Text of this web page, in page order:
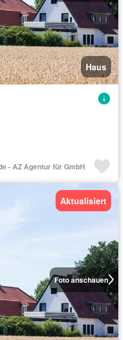
Haus
Vor 2 Tagen, 6 Stunden bei Immobilien.de - AZ Agentur für GmbH
Foto anschauen
Aktualisiert